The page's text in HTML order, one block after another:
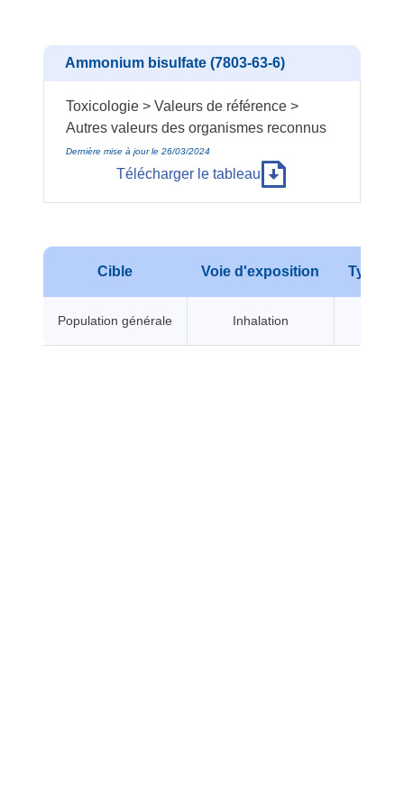
Ammonium bisulfate (7803-63-6)
Toxicologie > Valeurs de référence >
Autres valeurs des organismes reconnus
Dernière mise à jour le 26/03/2024
Télécharger le tableau
Cible Voie d'exposition Type
Population générale Inhalation